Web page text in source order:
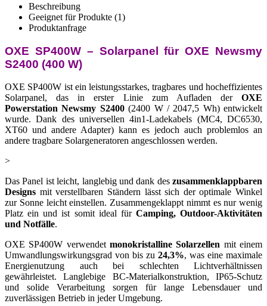
Beschreibung
Geeignet für Produkte (1)
Produktanfrage
OXE SP400W – Solarpanel für OXE Newsmy
S2400 (400 W)
OXE SP400W ist ein leistungsstarkes, tragbares und hocheffizientes
Solarpanel, das in erster Linie zum Aufladen der OXE
Powerstation Newsmy S2400(2400 W / 2047,5 Wh) entwickelt
wurde. Dank des universellen 4in1-Ladekabels (MC4, DC6530,
XT60 und andere Adapter) kann es jedoch auch problemlos an
andere tragbare Solargeneratoren angeschlossen werden.
>
Das Panel ist leicht, langlebig und dank des zusammenklappbaren
Designs mit verstellbaren Ständern lässt sich der optimale Winkel
zur Sonne leicht einstellen. Zusammengeklappt nimmt es nur wenig
Platz ein und ist somit ideal für Camping, Outdoor-Aktivitäten
und Notfälle.
OXE SP400W verwendet monokristalline Solarzellen mit einem
Umwandlungswirkungsgrad von bis zu 24,3%, was eine maximale
Energienutzung auch bei schlechten Lichtverhältnissen
gewährleistet. Langlebige BC-Materialkonstruktion, IP65-Schutz
und solide Verarbeitung sorgen für lange Lebensdauer und
zuverlässigen Betrieb in jeder Umgebung.